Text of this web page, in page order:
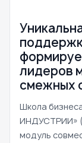
лидеров
смежных
Школа
ИНДУСТРИИ»
модуль